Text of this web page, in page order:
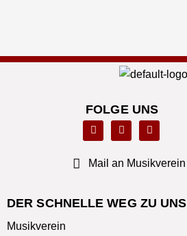
Tiengen
FOLGE UNS
F
a
c
b
o
L
i
n
d
T
w
i
t
e
Mail an Musikverein
DER SCHNELLE WEG ZU UNS
Musikverein